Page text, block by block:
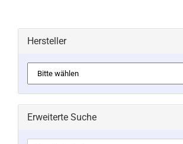
Hersteller
Erweiterte Suche